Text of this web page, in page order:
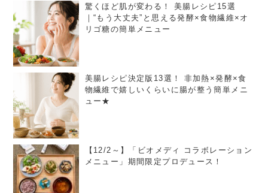
驚くほど肌が変わる！ 美腸レシピ15選
｜“もう大丈夫”と思える発酵×食物繊維×オ
リゴ糖の簡単メニュー
美腸レシピ決定版13選！ 非加熱×発酵×食
物繊維で嬉しいくらいに腸が整う簡単メニ
ュー★
【12/2～】「ビオメディ コラボレーション
メニュー」期間限定プロデュース！